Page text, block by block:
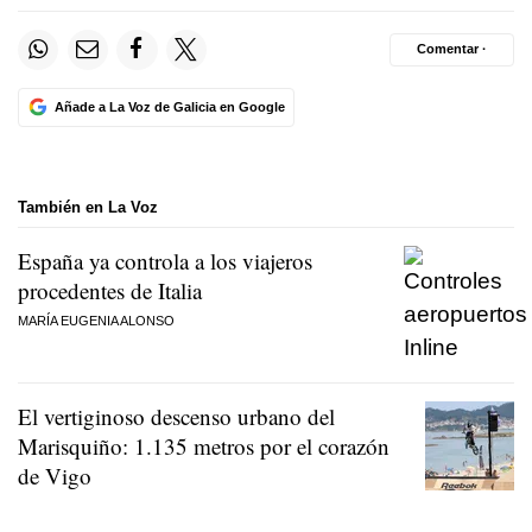
Añade a La Voz de Galicia en Google
Comentar ·
También en La Voz
España ya controla a los viajeros
procedentes de Italia
MARÍA EUGENIA ALONSO
El vertiginoso descenso urbano del
Marisquiño: 1.135 metros por el corazón
de Vigo